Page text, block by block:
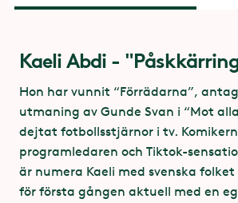
Kaeli Abdi -
Hon har vunnit “Förrädarna”,
utmaning av Gunde Svan i “Mot
dejtat fotbollsstjärnor i tv.
programledaren och Tiktok-
är numera Kaeli med svenska
för första gången aktuell med en
Tider och biljettpriser
Biljettsläpp 25 maj kl 10
Dag Tid
Lördag 17 okt Kl 20.00
Tillgänglighet på
Lisebergsteaterns
med hörselslinga.
yttersta platserna på rad 1-15
Lokalen har fyra
tillsammans med biljetten.